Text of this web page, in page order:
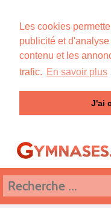
Les cookies
publicité et
contenu et les
trafic. En savoir plus
J'ai